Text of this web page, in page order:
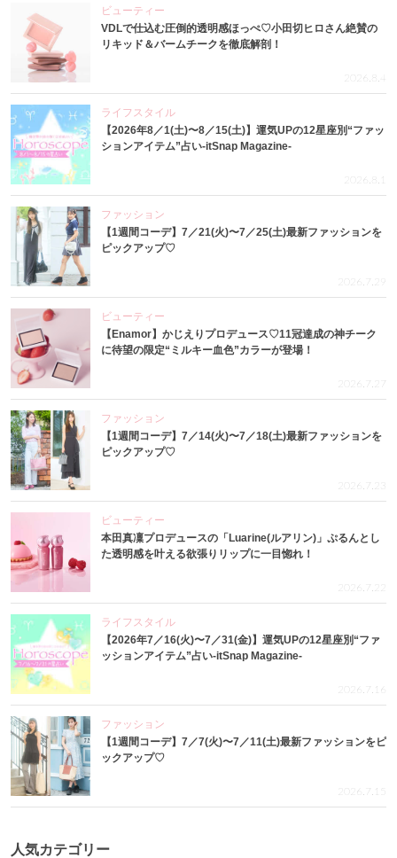
ビューティー
VDLで仕込む圧倒的透明感ほっぺ♡小田切ヒロさん絶賛の
リキッド＆バームチークを徹底解剖！
2026.8.4
ライフスタイル
【2026年8／1(土)〜8／15(土)】運気UPの12星座別“ファッ
ションアイテム”占い-itSnap Magazine-
2026.8.1
ファッション
【1週間コーデ】7／21(火)〜7／25(土)最新ファッションを
ピックアップ♡
2026.7.29
ビューティー
【Enamor】かじえりプロデュース♡11冠達成の神チーク
に待望の限定“ミルキー血色”カラーが登場！
2026.7.27
ファッション
【1週間コーデ】7／14(火)〜7／18(土)最新ファッションを
ピックアップ♡
2026.7.23
ビューティー
本田真凜プロデュースの「Luarine(ルアリン)」ぷるんとし
た透明感を叶える欲張りリップに一目惚れ！
2026.7.22
ライフスタイル
【2026年7／16(火)〜7／31(金)】運気UPの12星座別“ファ
ッションアイテム”占い-itSnap Magazine-
2026.7.16
ファッション
【1週間コーデ】7／7(火)〜7／11(土)最新ファッションをピ
ックアップ♡
2026.7.15
人気カテゴリー